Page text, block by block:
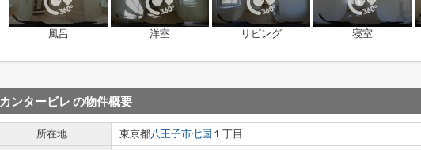
風呂 洋室 リビング 寝室
カンタービレ の物件概要
所在地 東京都八王子市七国 １丁目